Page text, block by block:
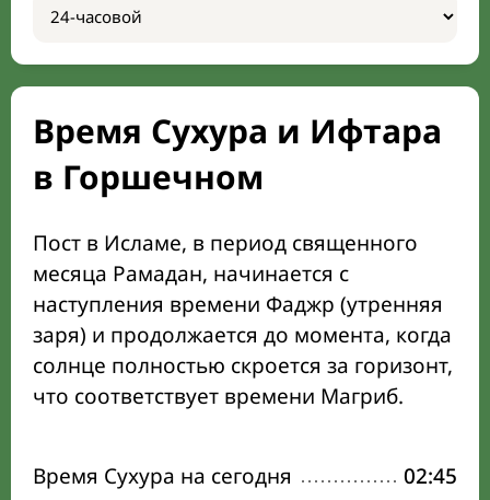
Время Сухура и Ифтара
в Горшечном
Пост в Исламе, в период священного
месяца Рамадан, начинается с
наступления времени Фаджр (утренняя
заря) и продолжается до момента, когда
солнце полностью скроется за горизонт,
что соответствует времени Магриб.
Время Сухура на сегодня 02:45